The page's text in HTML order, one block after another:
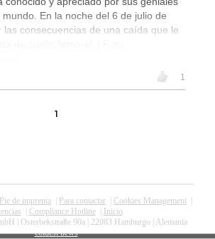
En la noche del 6 de julio de
las consecuencias de una caída que le
1
1
Pie de imprenta Para contactar Cookies Management
Compliance Hotline|
Inicio
| Osterbekstraße 90a | 22083 Hamburgo | Alemania
coldest news